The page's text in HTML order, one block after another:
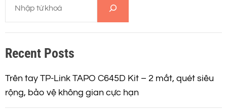
m
i
m
Recent Posts
Trên tay TP-Link TAPO C645D Kit – 2 mắt, quét siêu
rộng, bảo vệ không gian cực hạn